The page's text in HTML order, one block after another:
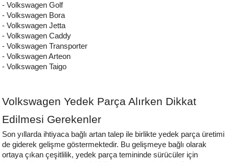
- Volkswagen Golf
- Volkswagen Bora
- Volkswagen Jetta
- Volkswagen Caddy
- Volkswagen Transporter
- Volkswagen Arteon
- Volkswagen Taigo
Volkswagen Yedek Parça Alırken Dikkat
Edilmesi Gerekenler
Son yıllarda ihtiyaca bağlı artan talep ile birlikte yedek parça üretimi
de giderek gelişme göstermektedir. Bu gelişmeye bağlı olarak
ortaya çıkan çeşitlilik, yedek parça temininde sürücüler için